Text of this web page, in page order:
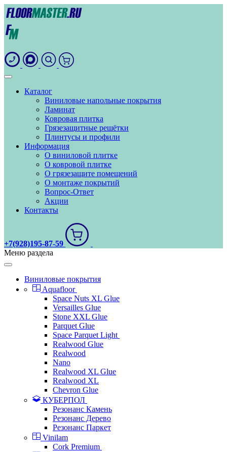
Каталог
Виниловые напольные покрытия
Ламинат
Ковровая плитка
Грязезащитные решётки
Плинтусы и профили
Информация
О виниловой плитке
О ковровой плитке
О грязезащите помещений
О монтаже покрытий
Вопрос-Ответ
Акции
Контакты
+7(928)195-87-59
Меню раздела
Виниловые покрытия
Aquafloor
Space Nuts XL Glue
Versailles Glue
Stone XXL Glue
Parquet Glue
Space Parquet Light
Realwood Glue
Realwood
Nano
Realwood XL Glue
Realwood XL
Chevron Glue
КУБЕРПОЛ
Резонанс Камень
Резонанс Дерево
Резонанс Паркет
Vinilam
Cork Premium